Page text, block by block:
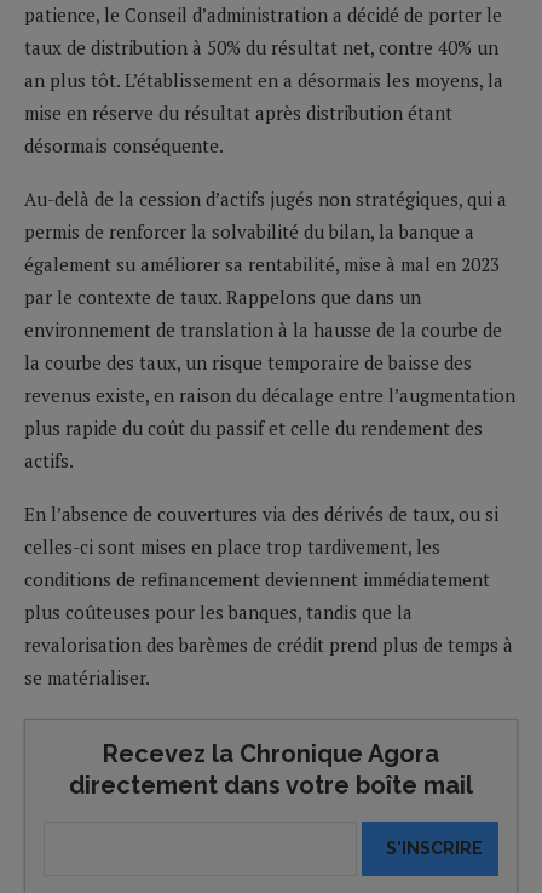
patience, le Conseil d’administration a décidé de porter le
taux de distribution à 50% du résultat net, contre 40% un
an plus tôt. L’établissement en a désormais les moyens, la
mise en réserve du résultat après distribution étant
désormais conséquente.
Au-delà de la cession d’actifs jugés non stratégiques, qui a
permis de renforcer la solvabilité du bilan, la banque a
également su améliorer sa rentabilité, mise à mal en 2023
par le contexte de taux. Rappelons que dans un
environnement de translation à la hausse de la courbe de
la courbe des taux, un risque temporaire de baisse des
revenus existe, en raison du décalage entre l’augmentation
plus rapide du coût du passif et celle du rendement des
actifs.
En l’absence de couvertures via des dérivés de taux, ou si
celles-ci sont mises en place trop tardivement, les
conditions de refinancement deviennent immédiatement
plus coûteuses pour les banques, tandis que la
revalorisation des barèmes de crédit prend plus de temps à
se matérialiser.
Recevez la Chronique Agora
directement dans votre boîte mail
S'INSCRIRE